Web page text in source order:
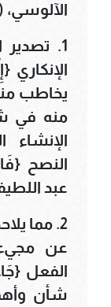
الآلوسي، (8/415)) ونلحظه فيما يأتي:
1. تصدير
الإنكاري
يخاطب
منه في
النصح
عبد
2. مما
عن مجيء
الفعل
شأن